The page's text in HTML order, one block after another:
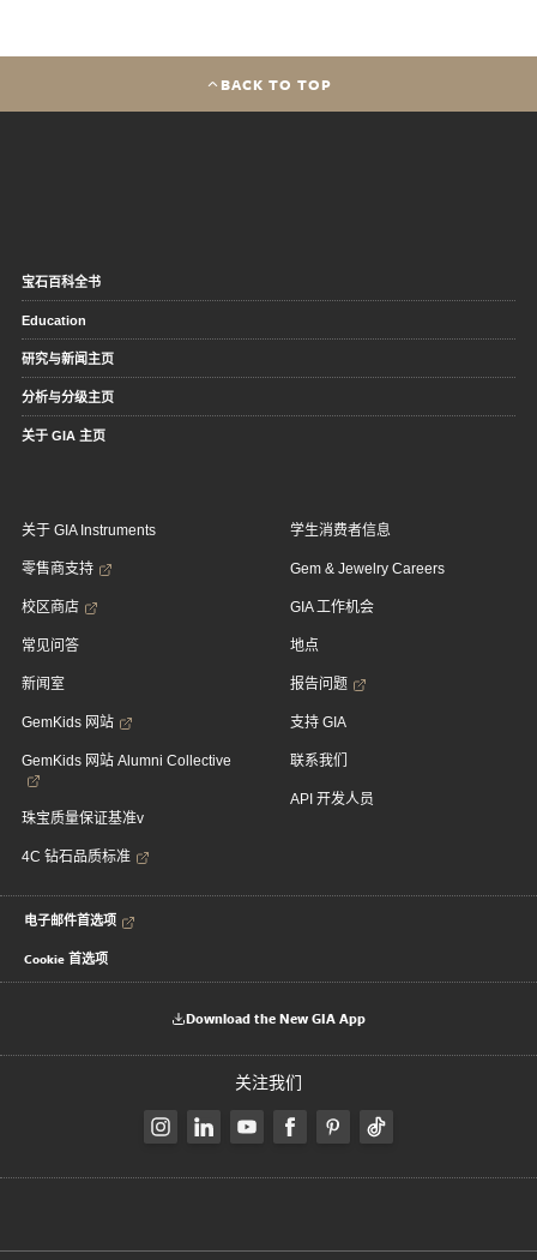
BACK TO TOP
宝石百科全书
Education
研究与新闻主页
分析与分级主页
关于 GIA 主页
关于 GIA Instruments
零售商支持
校区商店
常见问答
新闻室
GemKids 网站
GemKids 网站 Alumni Collective
珠宝质量保证基准v
4C 钻石品质标准
学生消费者信息
Gem & Jewelry Careers
GIA 工作机会
地点
报告问题
支持 GIA
联系我们
API 开发人员
电子邮件首选项
Cookie 首选项
Download the New GIA App
关注我们